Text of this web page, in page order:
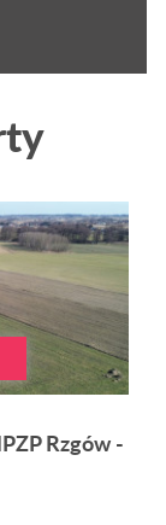
Rzgów -